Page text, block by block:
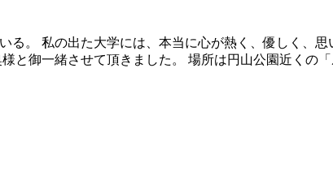
る。 私の出た大学には、本当に心が熱く、優しく、
と御一緒させて頂きました。 場所は円山公園近くの